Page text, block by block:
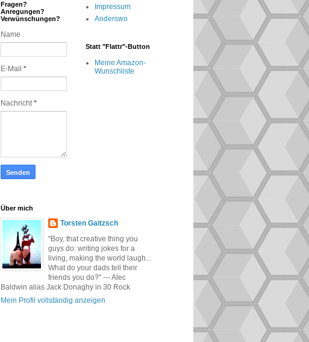
Fragen?
Anregungen?
Verwünschungen?
Name
E-Mail *
Nachricht*
Impressum
Anderswo
Statt "Flattr"-Button
Meine Amazon-
Wunschliste
Über mich
Torsten Gaitzsch
"Boy, that creative thing you
guys do: writing jokes for a
living, making the world laugh...
What do your dads tell their
friends you do?" --- Alec
Baldwin alias Jack Donaghy in 30 Rock
Mein Profil vollständig anzeigen